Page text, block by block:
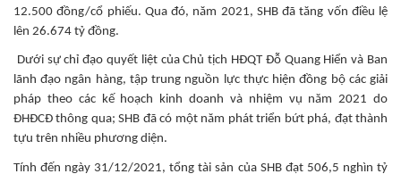
12.500 đồng/cổ phiếu. Qua đó, năm 2021, SHB đã tăng vốn điều lệ
lên 26.674 tỷ đồng.
Dưới sự chỉ đạo quyết liệt của Chủ tịch HĐQT Đỗ Quang Hiển và Ban
lãnh đạo ngân hàng, tập trung nguồn lực thực hiện đồng bộ các giải
pháp theo các kế hoạch kinh doanh và nhiệm vụ năm 2021 do
ĐHĐCĐ thông qua; SHB đã có một năm phát triển bứt phá, đạt thành
tựu trên nhiều phương diện.
Tính đến ngày 31/12/2021, tổng tài sản của SHB đạt 506,5 nghìn tỷ